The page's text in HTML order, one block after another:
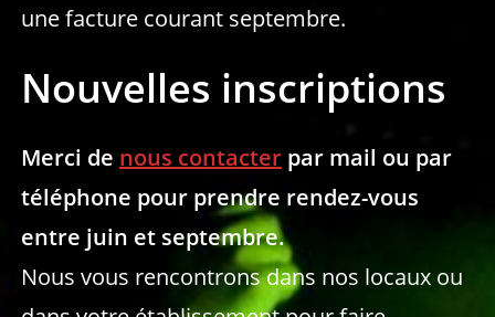
une facture courant septembre.
Nouvelles inscriptions
Merci de nous contacter par mail ou par
téléphone pour prendre rendez-vous
entre juin et septembre.
Nous vous rencontrons dans nos locaux ou